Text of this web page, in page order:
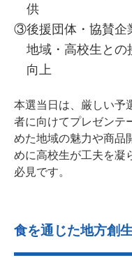
供
③後援団体・協賛企
地域・高校生との
向上
本選当日は、厳しい予
者に向けてプレゼンテ
めた地域の魅力や商品
めに高校生が工夫を凝
必見です。
食を通じた地方創